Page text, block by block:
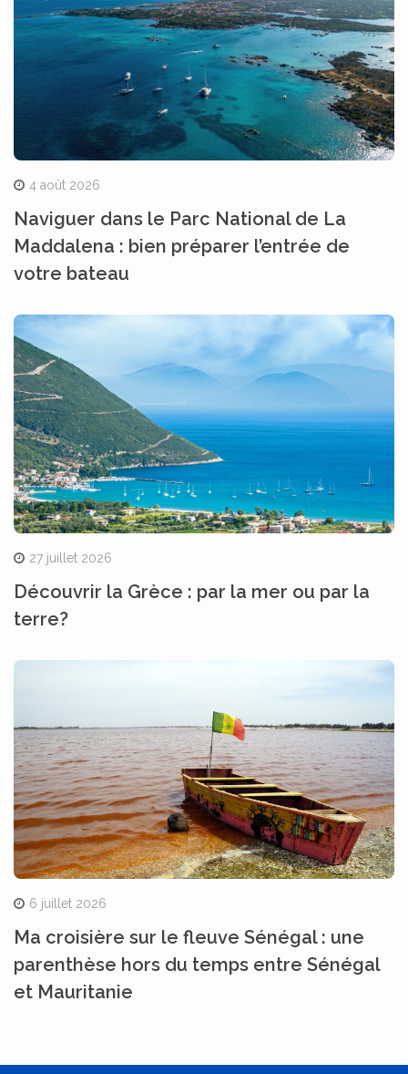
4 août 2026
Naviguer dans le Parc National de La
Maddalena : bien préparer l’entrée de
votre bateau
27 juillet 2026
Découvrir la Grèce : par la mer ou par la
terre?
6 juillet 2026
Ma croisière sur le fleuve Sénégal : une
parenthèse hors du temps entre Sénégal
et Mauritanie